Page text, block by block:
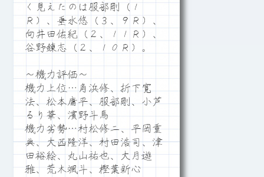
く見えたのは服部剛（１
Ｒ）、垂水悠（３、９Ｒ）、
向井田佑紀（２、１１Ｒ）、
谷野錬志（２、１０Ｒ）。
～機力評価～
機力上位…角浜修、折下寛
法、松本庸平、服部剛、小芦
るり華、濱野斗馬
機力劣勢…村松修二、平岡重
典、大西隆洋、村田浩司、津
田裕絵、丸山祐也、大月遊
雅、荒木颯斗、樫葉新心